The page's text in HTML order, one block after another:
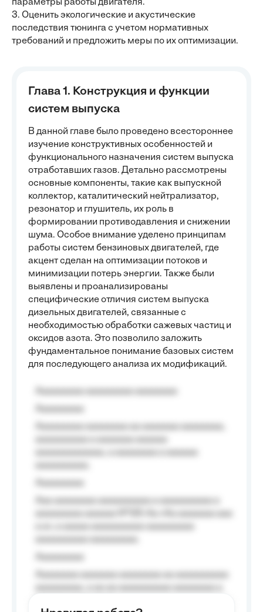
параметры работы двигателя.
3. Оценить экологические и акустические
последствия тюнинга с учетом нормативных
требований и предложить меры по их оптимизации.
Глава 1. Конструкция и функции
систем выпуска
В данной главе было проведено всестороннее
изучение конструктивных особенностей и
функционального назначения систем выпуска
отработавших газов. Детально рассмотрены
основные компоненты, такие как выпускной
коллектор, каталитический нейтрализатор,
резонатор и глушитель, их роль в
формировании противодавления и снижении
шума. Особое внимание уделено принципам
работы систем бензиновых двигателей, где
акцент сделан на оптимизации потоков и
минимизации потерь энергии. Также были
выявлены и проанализированы
специфические отличия систем выпуска
дизельных двигателей, связанные с
необходимостью обработки сажевых частиц и
оксидов азота. Это позволило заложить
фундаментальное понимание базовых систем
для последующего анализа их модификаций.